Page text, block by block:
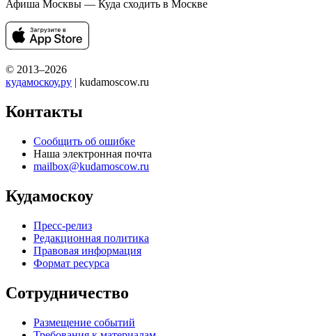
Афиша Москвы — Куда сходить в Москве
© 2013–2026
кудамоскоу.ру | kudamoscow.ru
Контакты
Сообщить об ошибке
Наша электронная почта
mailbox@kudamoscow.ru
Кудамоскоу
Пресс-релиз
Редакционная политика
Правовая информация
Формат ресурса
Сотрудничество
Размещение событий